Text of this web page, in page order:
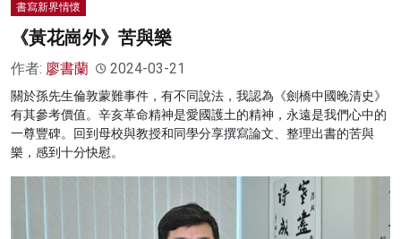
書寫新界情懷
《黃花崗外》苦與樂
作者: 廖書蘭 2024-03-21
關於孫先生倫敦蒙難事件，有不同說法，我認為《劍橋中國晚清史》
有其參考價值。辛亥革命精神是愛國護土的精神，永遠是我們心中的
一尊豐碑。回到母校與教授和同學分享撰寫論文、整理出書的苦與
樂，感到十分快慰。